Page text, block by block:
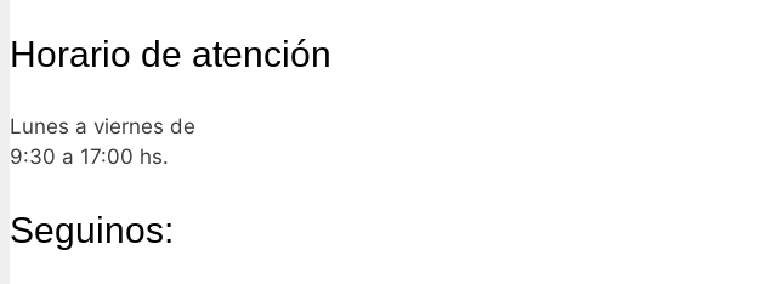
Horario de atención
Lunes a viernes de
9:30 a 17:00 hs.
Seguinos: